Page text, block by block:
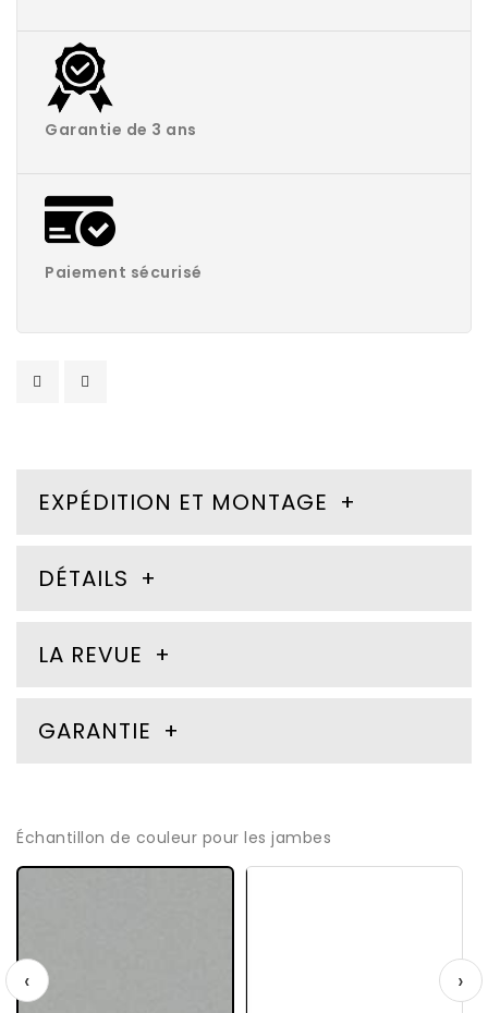
Garantie de 3 ans
Paiement sécurisé
EXPÉDITION ET MONTAGE
DÉTAILS
LA REVUE
GARANTIE
Échantillon de couleur pour les jambes
‹ ›